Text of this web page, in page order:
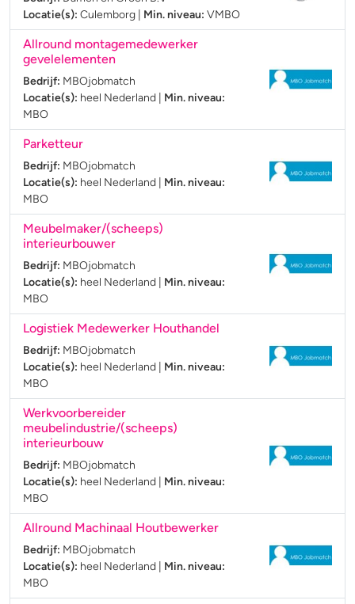
Locatie(s): Culemborg Min. niveau: VMBO
Allround montagemedewerker
gevelelementen
Bedrijf: MBOjobmatch
Locatie(s): heel Nederland
Min. niveau:
MBO
Parketteur
Bedrijf: MBOjobmatch
Locatie(s): heel Nederland
Min. niveau:
MBO
Meubelmaker/(scheeps)
interieurbouwer
Bedrijf: MBOjobmatch
Locatie(s): heel Nederland
Min. niveau:
MBO
Logistiek Medewerker Houthandel
Bedrijf: MBOjobmatch
Locatie(s): heel Nederland
Min. niveau:
MBO
Werkvoorbereider
meubelindustrie/(scheeps)
interieurbouw
Bedrijf: MBOjobmatch
Locatie(s): heel Nederland
Min. niveau:
MBO
Allround Machinaal Houtbewerker
Bedrijf: MBOjobmatch
Locatie(s): heel Nederland
Min. niveau:
MBO